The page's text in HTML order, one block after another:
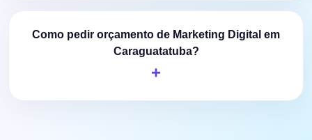
Como pedir orçamento de Marketing Digital em
Caraguatatuba?